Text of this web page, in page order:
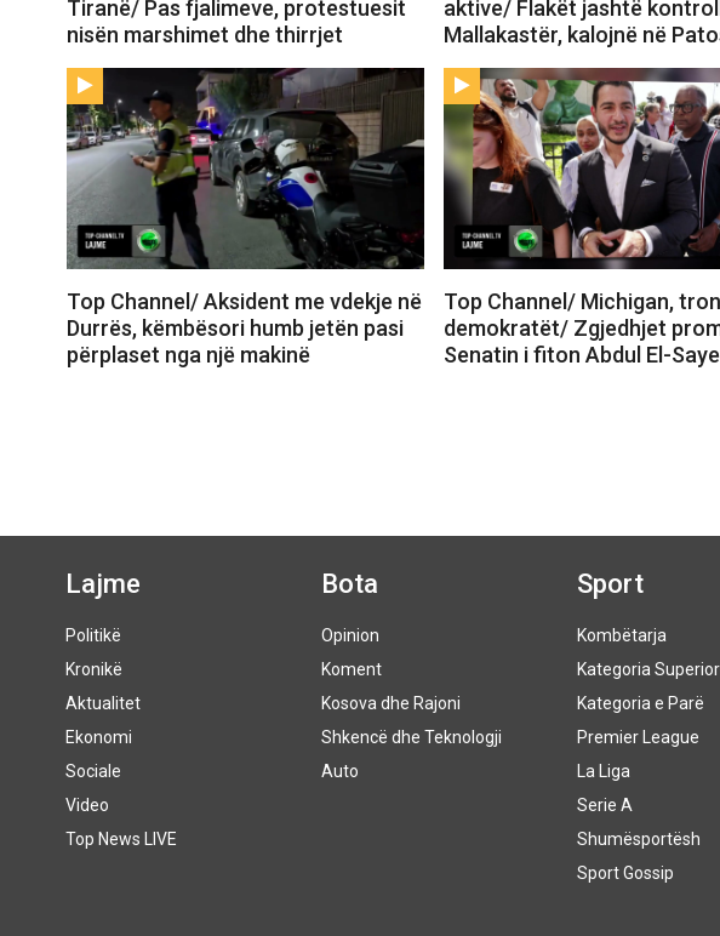
Tiranë/ Pas fjalimeve, protestuesit
nisën marshimet dhe thirrjet
aktive/ Flakët jashtë
Mallakastër, kalojnë në
Top Channel/ Aksident me vdekje në
Durrës, këmbësori humb jetën pasi
përplaset nga një makinë
Top Channel/ Michigan,
demokratët/ Zgjedhjet
Senatin i fiton Abdul El-
Lajme
Politikë
Kronikë
Aktualitet
Ekonomi
Sociale
Video
Top News LIVE
Bota
Opinion
Koment
Kosova dhe Rajoni
Shkencë dhe Teknologji
Auto
Sport
Kombëtarja
Kategoria
Kategoria e Parë
Premier League
La Liga
Serie A
Shumësportësh
Sport Gossip